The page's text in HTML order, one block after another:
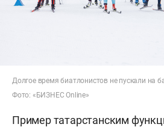
Долгое время биатлонистов не пускали на
Фото: «БИЗНЕС Online»
Пример татарстанским